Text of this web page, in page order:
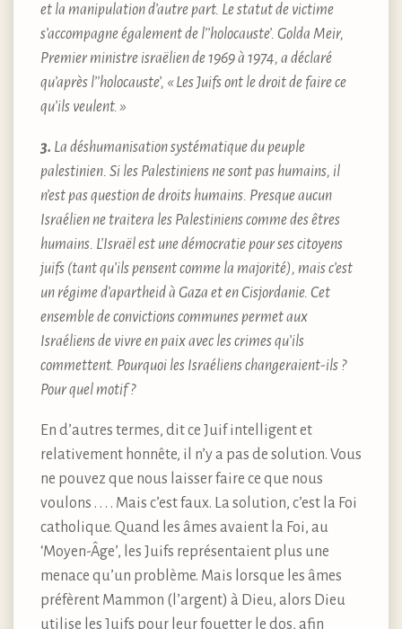
et la manipulation d’autre part. Le statut de victime
s’accompagne également de l’’holocauste’. Golda Meir,
Premier ministre israëlien de 1969 à 1974, a déclaré
qu’après l’’holocauste’, « Les Juifs ont le droit de faire ce
qu’ils veulent. »
3. La déshumanisation systématique du peuple
palestinien. Si les Palestiniens ne sont pas humains, il
n’est pas question de droits humains. Presque aucun
Israélien ne traitera les Palestiniens comme des êtres
humains. L’Israël est une démocratie pour ses citoyens
juifs (tant qu’ils pensent comme la majorité), mais c’est
un régime d’apartheid à Gaza et en Cisjordanie. Cet
ensemble de convictions communes permet aux
Israéliens de vivre en paix avec les crimes qu’ils
commettent. Pourquoi les Israéliens changeraient-ils ?
Pour quel motif ?
En d’autres termes, dit ce Juif intelligent et
relativement honnête, il n’y a pas de solution. Vous
ne pouvez que nous laisser faire ce que nous
voulons . . . . Mais c’est faux. La solution, c’est la Foi
catholique. Quand les âmes avaient la Foi, au
‘Moyen-Âge’, les Juifs représentaient plus une
menace qu’un problème. Mais lorsque les âmes
préfèrent Mammon (l’argent) à Dieu, alors Dieu
utilise les Juifs pour leur fouetter le dos, afin